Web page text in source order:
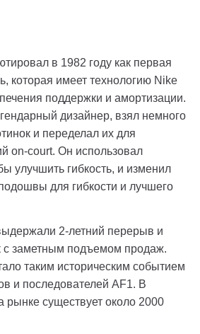
в 1982 году как первая
которая имеет технологию Nike
поддержки и амортизации.
дизайнер, взял немного
и переделал их для
on-court. Он использовал
улучшить гибкость, и изменил
для гибкости и лучшего
2-летний перерыв и
с заметным подъемом продаж.
таким историческим событием
и последователей AF1. В
рынке существует около 2000